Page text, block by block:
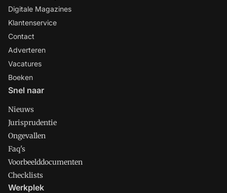
Digitale Magazines
Klantenservice
Contact
Adverteren
Vacatures
Boeken
Snel naar
Nieuws
Jurisprudentie
Ongevallen
Faq's
Voorbeelddocumenten
Checklists
Werkplek